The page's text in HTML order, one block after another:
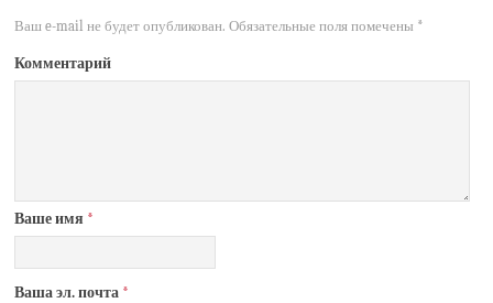
Ваш e-mail не будет опубликован. Обязательные поля помечены *
Комментарий
Ваше имя *
Ваша эл. почта *